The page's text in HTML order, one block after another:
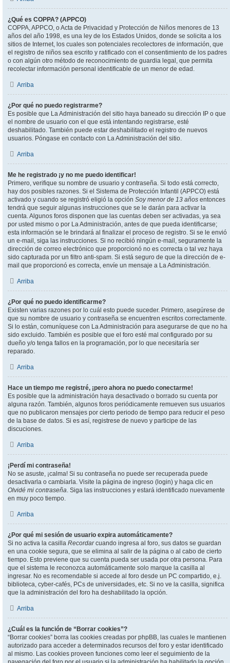
¿Qué es COPPA? (APPCO)
COPPA, APPCO, o Acta de Privacidad y Protección de Niños menores de 13
años del año 1998, es una ley de los Estados Unidos, donde se solicita a los
sitios de Internet, los cuales son potenciales recolectores de información, que
el registro de niños sea escrito y ratificado con el consentimiento de los padres
o con algún otro método de reconocimiento de guardia legal, que permita
recolectar información personal identificable de un menor de edad.
Arriba
¿Por qué no puedo registrarme?
Es posible que La Administración del sitio haya baneado su dirección IP o que
el nombre de usuario con el que está intentando registrarse, esté
deshabilitado. También puede estar deshabilitado el registro de nuevos
usuarios. Póngase en contacto con La Administración del sitio.
Arriba
Me he registrado ¡y no me puedo identificar!
Primero, verifique su nombre de usuario y contraseña. Si todo está correcto,
hay dos posibles razones. Si el Sistema de Protección Infantil (APPCO) está
activado y cuando se registró eligió la opción Soy menor de 13 años entonces
tendrá que seguir algunas instrucciones que se le darán para activar la
cuenta. Algunos foros disponen que las cuentas deben ser activadas, ya sea
por usted mismo o por La Administración, antes de que pueda identificarse;
esta información se le brindará al finalizar el proceso de registro. Si se le envió
un e-mail, siga las instrucciones. Si no recibió ningún e-mail, seguramente la
dirección de correo electrónico que proporcionó no es correcta o tal vez haya
sido capturada por un filtro anti-spam. Si está seguro de que la dirección de e-
mail que proporcionó es correcta, envíe un mensaje a La Administración.
Arriba
¿Por qué no puedo identificarme?
Existen varias razones por lo cuál esto puede suceder. Primero, asegúrese de
que su nombre de usuario y contraseña se encuentren escritos correctamente.
Si lo están, comuníquese con La Administración para asegurarse de que no ha
sido excluido. También es posible que el foro esté mal configurado por su
dueño y/o tenga fallos en la programación, por lo que necesitaría ser
reparado.
Arriba
Hace un tiempo me registré, ¡pero ahora no puedo conectarme!
Es posible que la administración haya desactivado o borrado su cuenta por
alguna razón. También, algunos foros periódicamente remueven sus usuarios
que no publicaron mensajes por cierto periodo de tiempo para reducir el peso
de la base de datos. Si es así, registrese de nuevo y participe de las
discuciones.
Arriba
¡Perdí mi contraseña!
No se asuste, ¡calma! Si su contraseña no puede ser recuperada puede
desactivarla o cambiarla. Visite la página de ingreso (login) y haga clic en
Olvidé mi contraseña. Siga las instrucciones y estará identificado nuevamente
en muy poco tiempo.
Arriba
¿Por qué mi sesión de usuario expira automáticamente?
Si no activa la casilla Recordarcuando ingresa al foro, sus datos se guardan
en una cookie segura, que se elimina al salir de la página o al cabo de cierto
tiempo. Esto previene que su cuenta pueda ser usada por otra persona. Para
que el sistema le reconozca automáticamente solo marque la casilla al
ingresar. No es recomendable si accede al foro desde un PC compartido, e.j.
biblioteca, cyber-cafés, PCs de universidades, etc. Si no ve la casilla, significa
que la administración del foro ha deshabilitado la opción.
Arriba
¿Cuál es la función de “Borrar cookies”?
“Borrar cookies” borra las cookies creadas por phpBB, las cuales le mantienen
autorizado para acceder a determinados recursos del foro y estar identificado
al mismo. Las cookies proveen funciones como leer el seguimiento de la